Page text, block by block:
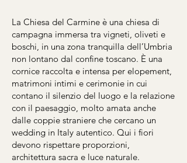
La Chiesa del Carmine è una chiesa di
campagna immersa tra vigneti, oliveti e
boschi, in una zona tranquilla dell’Umbria
non lontano dal confine toscano. È una
cornice raccolta e intensa per elopement,
matrimoni intimi e cerimonie in cui
contano il silenzio del luogo e la relazione
con il paesaggio, molto amata anche
dalle coppie straniere che cercano un
wedding in Italy autentico. Qui i fiori
devono rispettare proporzioni,
architettura sacra e luce naturale.